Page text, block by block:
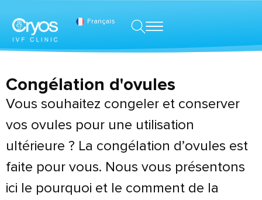
Français
Congélation d'ovules
Vous souhaitez congeler et conserver
vos ovules pour une utilisation
ultérieure ? La congélation d’ovules est
faite pour vous. Nous vous présentons
ici le pourquoi et le comment de la